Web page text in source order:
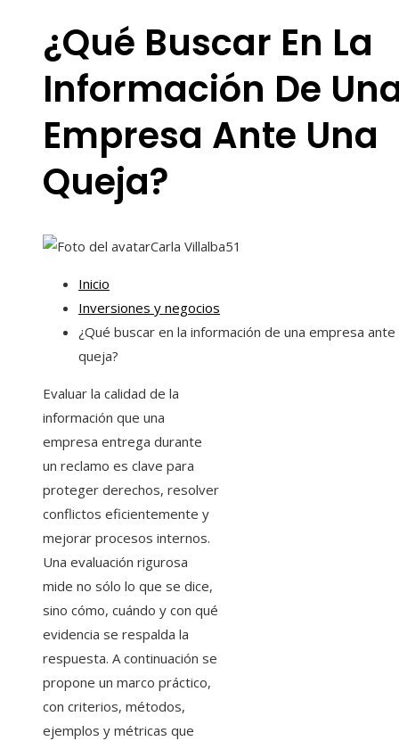
¿Qué Buscar En La
Información De
Empresa Ante Una
Queja?
Carla Villalba51
Inicio
Inversiones y negocios
¿Qué buscar en la información de una empresa ante
queja?
Evaluar la calidad de la
información que una
empresa entrega durante
un reclamo es clave para
proteger derechos, resolver
conflictos eficientemente y
mejorar procesos internos.
Una evaluación rigurosa
mide no sólo lo que se dice,
sino cómo, cuándo y con qué
evidencia se respalda la
respuesta. A continuación se
propone un marco práctico,
con criterios, métodos,
ejemplos y métricas que